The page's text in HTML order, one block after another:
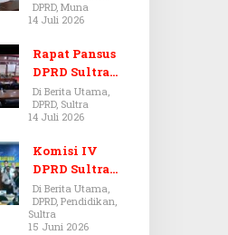
Dugaan Jual
Beli Tanah
Bermasalah di
Muna
DPRD, Muna
14 Juli 2026
Rapat Pansus
DPRD Sultra
Diskors Dua
Kali Akibat
Ketidakhadira
n Pj Sekda
Di Berita Utama,
DPRD, Sultra
14 Juli 2026
Komisi IV
DPRD Sultra
Kawal Hak
Guru,
Rencanakan
Di Berita Utama,
DPRD, Pendidikan,
Sultra
15 Juni 2026